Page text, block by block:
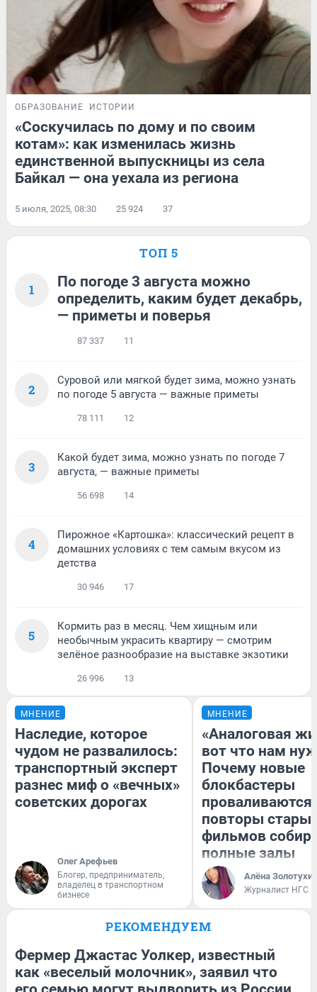
ОБРАЗОВАНИЕ ИСТОРИИ
«Соскучилась по дому и по своим
котам»: как изменилась жизнь
единственной выпускницы из села
Байкал — она уехала из региона
5 июля, 2025, 08:30 25 924 37
ТОП 5
1
По погоде 3 августа можно
определить, каким будет декабрь,
— приметы и поверья
87 337 11
2
Суровой или мягкой будет зима, можно узнать
по погоде 5 августа — важные приметы
78 111 12
3
Какой будет зима, можно узнать по погоде 7
августа, — важные приметы
56 698 14
4
Пирожное «Картошка»: классический рецепт в
домашних условиях с тем самым вкусом из
детства
30 946 17
5
Кормить раз в месяц. Чем хищным или
необычным украсить квартиру — смотрим
зелёное разнообразие на выставке экзотики
26 996 13
МНЕНИЕ
Наследие, которое
чудом не развалилось:
транспортный эксперт
разнес миф о «вечных»
советских дорогах
Олег Арефьев
Блогер, предприниматель,
владелец в транспортном
бизнесе
МНЕНИЕ
«Аналоговая
вот что нам
Почему новые
блокбастеры
повторы
фильмов
полные залы
Алёна
Журналист НГС
РЕКОМЕНДУЕМ
Фермер Джастас Уолкер, известный
как «веселый молочник», заявил что